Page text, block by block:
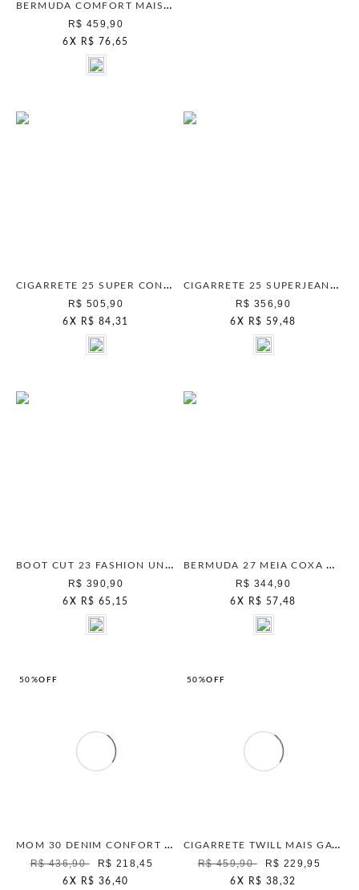
BERMUDA COMFORT MAIS GATA UNICA
R$ 459,90
6 X R$ 76,65
CIGARRETE 25 SUPER CONFORTO UNICA
R$ 505,90
6 X R$ 84,31
CIGARRETE 25 SUPERJEANS UNICA
R$ 356,90
6 X R$ 59,48
BOOT CUT 23 FASHION UNICA
R$ 390,90
6 X R$ 65,15
BERMUDA 27 MEIA COXA DENIM UNICA
R$ 344,90
6 X R$ 57,48
50%OFF
MOM 30 DENIM CONFORT MAIS GATA UNICA
R$ 436,90
R$ 218,45
6 X R$ 36,40
50%OFF
CIGARRETE TWILL MAIS GATA PACIFIC BLUE
R$ 459,90
R$ 229,95
6 X R$ 38,32